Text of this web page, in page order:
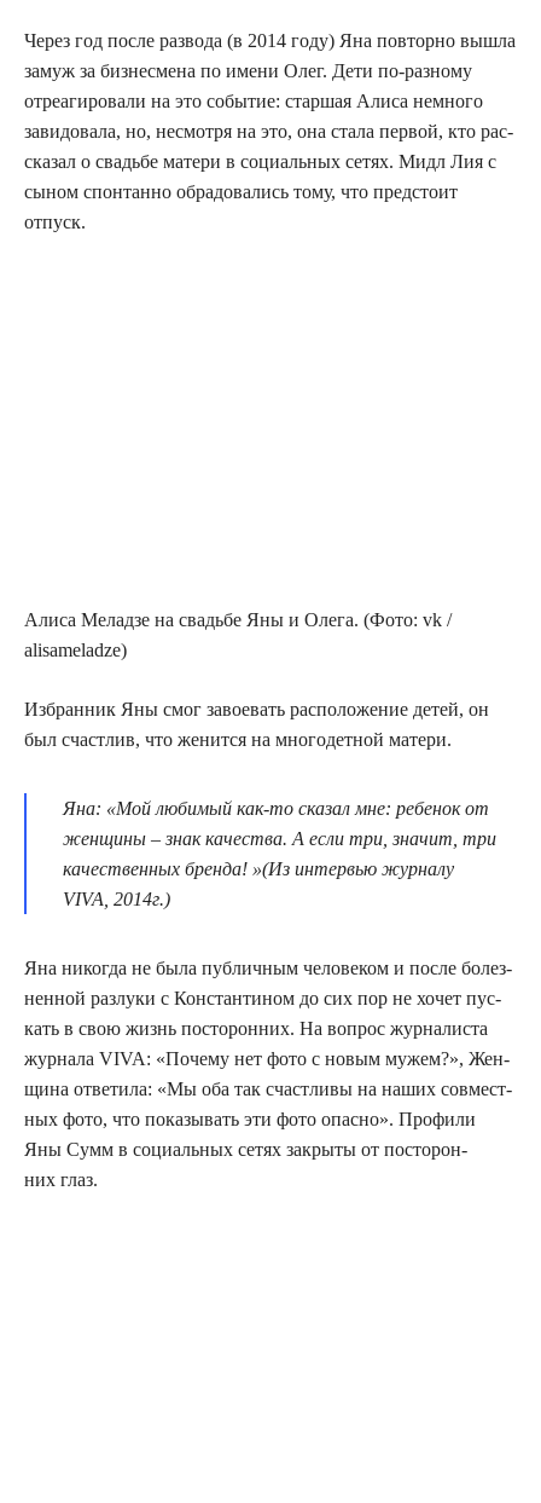
Через год после раз­во­да (в 2014 году) Яна повтор­но вышла
замуж за биз­не­сме­на по име­ни Олег. Дети по-раз­но­му
отре­а­ги­ро­ва­ли на это собы­тие: стар­шая Али­са немно­го
зави­до­ва­ла, но, несмот­ря на это, она ста­ла пер­вой, кто рас­
ска­зал о сва­дьбе мате­ри в соци­аль­ных сетях. Мидл Лия с
сыном спон­тан­но обра­до­ва­лись тому, что пред­сто­ит
отпуск.
Али­са Мелад­зе на сва­дьбе Яны и Оле­га. (Фото: vk /
alisameladze)
Избран­ник Яны смог заво­е­вать рас­по­ло­же­ние детей, он
был счаст­лив, что женит­ся на мно­го­дет­ной матери.
Яна: «Мой люби­мый как-то ска­зал мне: ребе­нок от
жен­щи­ны – знак каче­ства. А если три, зна­чит, три
каче­ствен­ных брен­да! »(Из интер­вью жур­на­лу
VIVA, 2014г.)
Яна нико­гда не была пуб­лич­ным чело­ве­ком и после болез­
нен­ной раз­лу­ки с Кон­стан­ти­ном до сих пор не хочет пус­
кать в свою жизнь посто­рон­них. На вопрос жур­на­ли­ста
жур­на­ла VIVA: «Поче­му нет фото с новым мужем?», Жен­
щи­на отве­ти­ла: «Мы оба так счаст­ли­вы на наших сов­мест­
ных фото, что пока­зы­вать эти фото опас­но». Про­фи­ли
Яны Сумм в соци­аль­ных сетях закры­ты от посто­рон­
них глаз.